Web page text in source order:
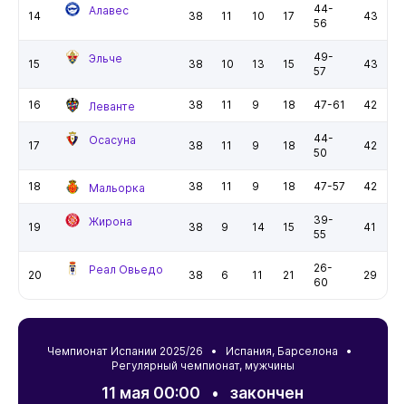
14 Алавес 38 11 10 17
44-
56
43
15 Эльче 38 10 13 15
49-
57
43
16 Леванте 38 11 9 18 47-61 42
17 Осасуна 38 11 9 18
44-
50
42
18 Мальорка 38 11 9 18 47-57 42
19 Жирона 38 9 14 15
39-
55
41
20 Реал Овьедо 38 6 11 21
26-
60
29
Чемпионат Испании 2025/26 • Испания, Барселона •
Регулярный чемпионат, мужчины
11 мая 00:00 •закончен